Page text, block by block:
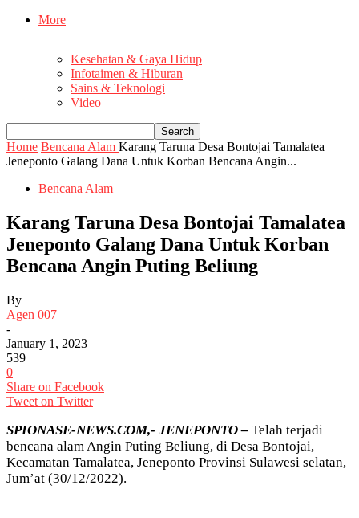
More
Kesehatan & Gaya Hidup
Infotaimen & Hiburan
Sains & Teknologi
Video
Home Bencana Alam Karang Taruna Desa Bontojai Tamalatea
Jeneponto Galang Dana Untuk Korban Bencana Angin...
Bencana Alam
Karang Taruna Desa Bontojai Tamalatea
Jeneponto Galang Dana Untuk Korban
Bencana Angin Puting Beliung
By
Agen 007
-
January 1, 2023
539
0
Share on Facebook
Tweet on Twitter
SPIONASE-NEWS.COM,- JENEPONTO – Telah terjadi
bencana alam Angin Puting Beliung, di Desa Bontojai,
Kecamatan Tamalatea, Jeneponto Provinsi Sulawesi selatan,
Jum’at (30/12/2022).